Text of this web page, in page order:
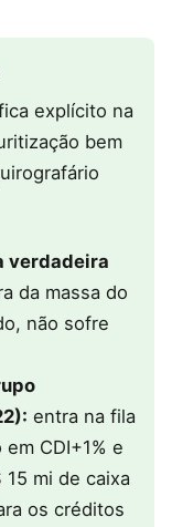
explícito na
bem
verdadeira
da massa do
não sofre
entra na fila
CDI+1% e
mi de caixa
os créditos